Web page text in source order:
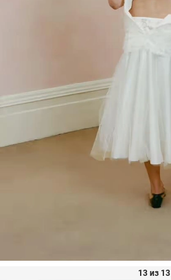
13 из 13